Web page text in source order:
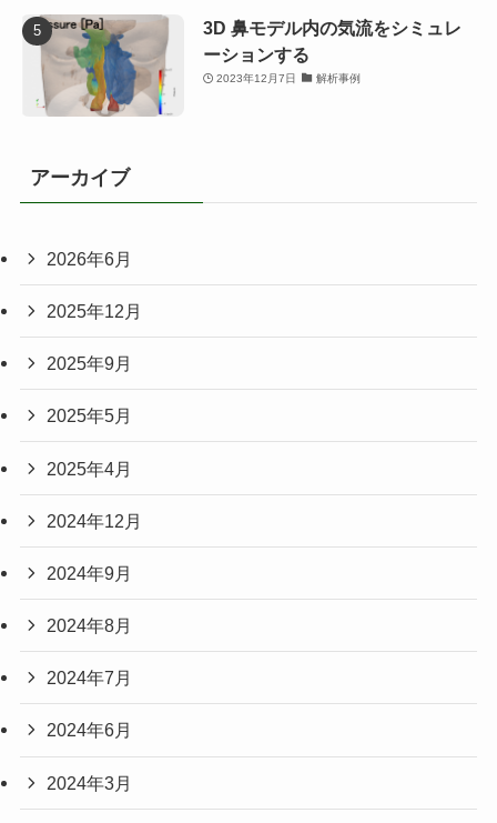
3D 鼻モデル内の気流をシミュレ
ーションする
2023年12月7日 解析事例
アーカイブ
2026年6月
2025年12月
2025年9月
2025年5月
2025年4月
2024年12月
2024年9月
2024年8月
2024年7月
2024年6月
2024年3月